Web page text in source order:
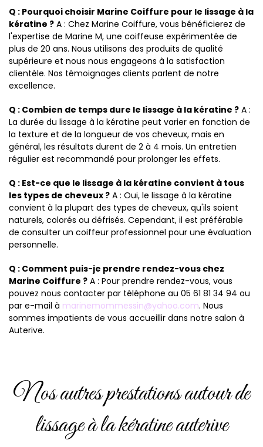
Q : Pourquoi choisir Marine Coiffure pour le lissage à la
kératine ? A : Chez Marine Coiffure, vous bénéficierez de
l'expertise de Marine M, une coiffeuse expérimentée de
plus de 20 ans. Nous utilisons des produits de qualité
supérieure et nous nous engageons à la satisfaction
clientèle. Nos témoignages clients parlent de notre
excellence.
Q : Combien de temps dure le lissage à la kératine ? A :
La durée du lissage à la kératine peut varier en fonction de
la texture et de la longueur de vos cheveux, mais en
général, les résultats durent de 2 à 4 mois. Un entretien
régulier est recommandé pour prolonger les effets.
Q : Est-ce que le lissage à la kératine convient à tous
les types de cheveux ? A : Oui, le lissage à la kératine
convient à la plupart des types de cheveux, qu'ils soient
naturels, colorés ou défrisés. Cependant, il est préférable
de consulter un coiffeur professionnel pour une évaluation
personnelle.
Q : Comment puis-je prendre rendez-vous chez
Marine Coiffure ? A : Pour prendre rendez-vous, vous
pouvez nous contacter par téléphone au 05 61 81 34 94 ou
par e-mail à marinemommessin@yahoo.com. Nous
sommes impatients de vous accueillir dans notre salon à
Auterive.
Nos autres prestations autour de
lissage à la kératine auterive